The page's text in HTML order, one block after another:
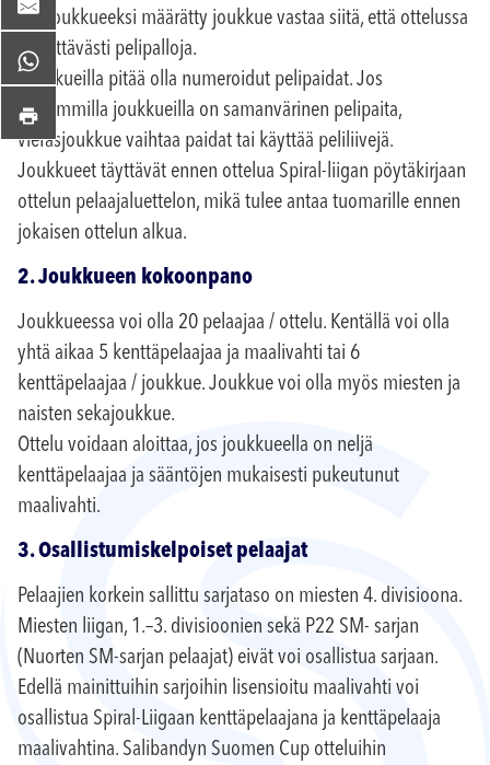
Kotijoukkueeksi määrätty joukkue vastaa siitä, että ottelussa
on riittävästi pelipalloja.
Joukkueilla pitää olla numeroidut pelipaidat. Jos
molemmilla joukkueilla on samanvärinen pelipaita,
vierasjoukkue vaihtaa paidat tai käyttää peliliivejä.
Joukkueet täyttävät ennen ottelua Spiral-liigan pöytäkirjaan
ottelun pelaajaluettelon, mikä tulee antaa tuomarille ennen
jokaisen ottelun alkua.
2. Joukkueen kokoonpano
Joukkueessa voi olla 20 pelaajaa / ottelu. Kentällä voi olla
yhtä aikaa 5 kenttäpelaajaa ja maalivahti tai 6
kenttäpelaajaa / joukkue. Joukkue voi olla myös miesten ja
naisten sekajoukkue.
Ottelu voidaan aloittaa, jos joukkueella on neljä
kenttäpelaajaa ja sääntöjen mukaisesti pukeutunut
maalivahti.
3. Osallistumiskelpoiset pelaajat
Pelaajien korkein sallittu sarjataso on miesten 4. divisioona.
Miesten liigan, 1.–3. divisioonien sekä P22 SM- sarjan
(Nuorten SM-sarjan pelaajat) eivät voi osallistua sarjaan.
Edellä mainittuihin sarjoihin lisensioitu maalivahti voi
osallistua Spiral-Liigaan kenttäpelaajana ja kenttäpelaaja
maalivahtina. Salibandyn Suomen Cup otteluihin